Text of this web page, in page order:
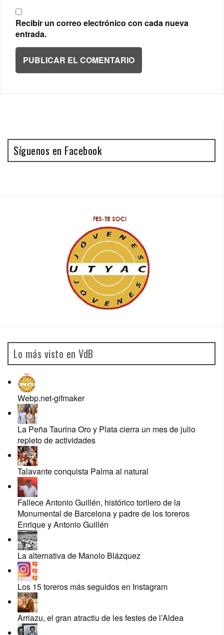
Recibir un correo electrónico con cada nueva
entrada.
Síguenos en Facebook
Lo más visto en VdB
Webp.net-gifmaker
La Peña Taurina Oro y Plata cierra un mes de julio
repleto de actividades
Talavante conquista Palma al natural
Fallece Antonio Guillén, histórico torilero de la
Monumental de Barcelona y padre de los toreros
Enrique y Antonio Guillén
La alternativa de Manolo Blázquez
Los 15 toreros más seguidos en Instagram
Arriazu, el gran atractiu de les festes de l’Aldea